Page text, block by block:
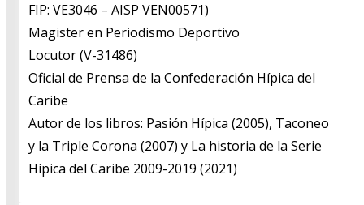
FIP: VE3046 – AISP VEN00571)
​Magister en Periodismo Deportivo
​Locutor (V-31486)
​Oficial de Prensa de la Confederación Hípica del
Caribe
​Autor de los libros: Pasión Hípica (2005), Taconeo
y la Triple Corona (2007) y La historia de la Serie
Hípica del Caribe 2009-2019 (2021)